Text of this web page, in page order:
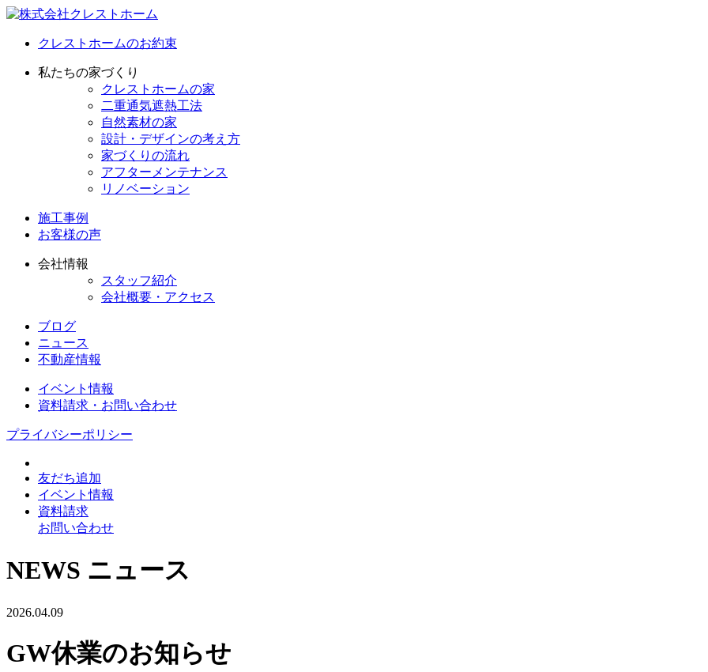
クレストホームのお約束
私たちの家づくり
クレストホームの家
二重通気遮熱工法
自然素材の家
設計・デザインの考え方
家づくりの流れ
アフターメンテナンス
リノベーション
施工事例
お客様の声
会社情報
スタッフ紹介
会社概要・アクセス
ブログ
ニュース
不動産情報
イベント情報
資料請求・お問い合わせ
プライバシーポリシー
友だち追加
イベント情報
資料請求
お問い合わせ
NEWS ニュース
2026.04.09
GW休業のお知らせ